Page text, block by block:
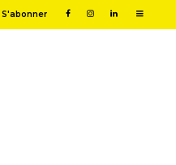
S'abonner